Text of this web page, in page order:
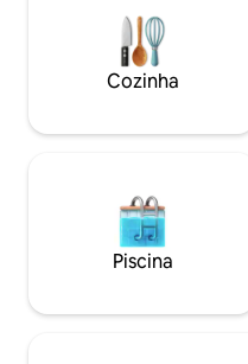
pano. É em direção à
independência.Trilhas de
caminhadas no campo são
10 minutos das trilhas de
pode optar por pegar o
cerca de uma hora. Você
do nascer e do pôr do sol
casa de família, enquanto
nuvens e cachoeiras
voam, há um riacho cheio
peixes que podem
Cozinha
Piscina